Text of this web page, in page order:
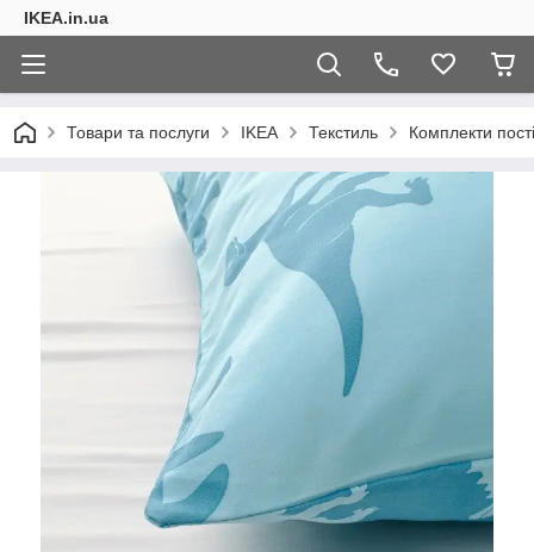
IKEA.in.ua
Товари та послуги IKEA Текстиль Комплекти